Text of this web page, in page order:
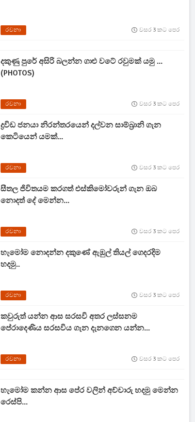
රචනා වසර 3 කට පෙර
දකුණු පුරේ අසිරි බලන්න ගාළු වටේ රවුමක් යමු ...
(PHOTOS)
රචනා වසර 3 කට පෙර
ද්‍රවිඩ ජනයා නිරන්තරයෙන් දල්වන සාම්බ්‍රානි ගැන
කෙටියෙන් යමක්...
රචනා වසර 3 කට පෙර
සීතල ජිවිතයම කරගත් එස්කිමෝවරුන් ගැන ඔබ
නොදත් දේ මෙන්න...
රචනා වසර 3 කට පෙර
හැමෝම නොදන්න දකුණේ ඇඔුල් තියල් ගෙදරදිම
හදමු..
රචනා වසර 3 කට පෙර
කවුරුත් යන්න ආස සරසවි අතර ලස්සනම
පේරාදෙණිය සරසවිය ගැන දැනගෙන යන්න...
රචනා වසර 3 කට පෙර
හැමෝම කන්න ආස පේර වලින් අච්චාරු හදමු මෙන්න
රෙස්පි...